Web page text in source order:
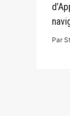
Par